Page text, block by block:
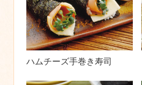
ハムチーズ手巻き寿司